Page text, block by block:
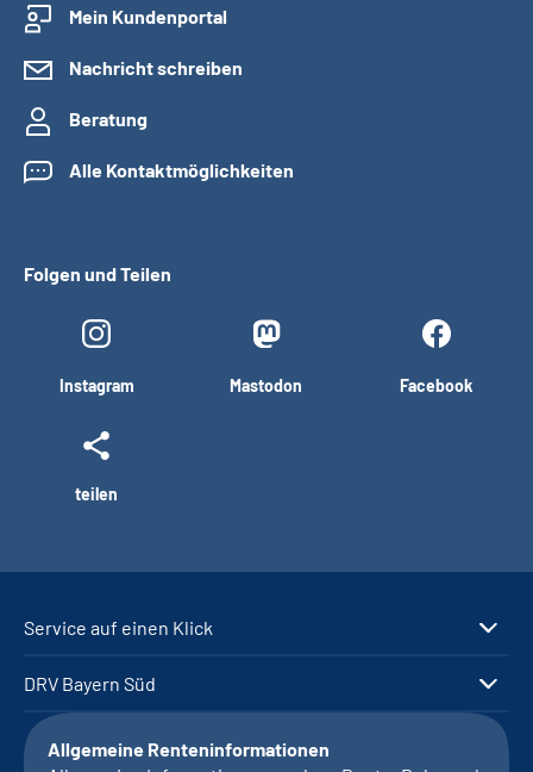
Mein Kundenportal
Nachricht schreiben
Beratung
Alle Kontaktmöglichkeiten
Folgen und Teilen
Instagram Mastodon Facebook
teilen
Service auf einen Klick
DRV Bayern Süd
Allgemeine Renteninformationen